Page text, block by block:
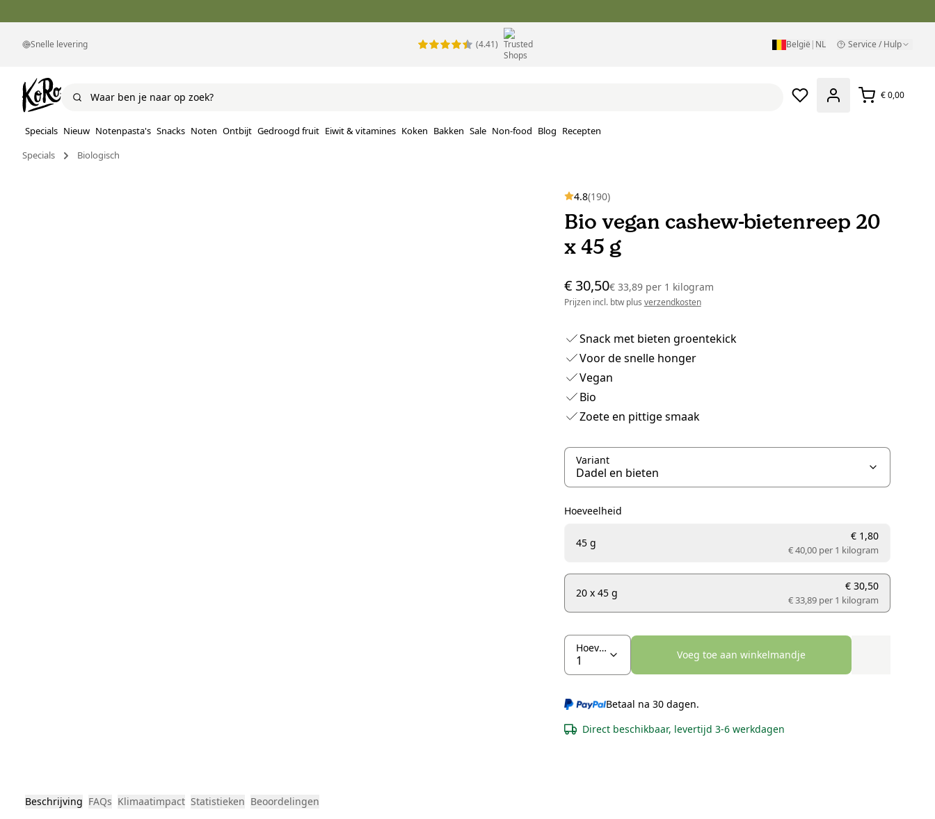
Snelle levering (4.41) België | NL Service / Hulp
€ 0,00
Specials Nieuw Notenpasta's Snacks Noten Ontbijt Gedroogd fruit Eiwit & vitamines Koken Bakken Sale Non-food Blog Recepten
Specials
Biologisch
4.8(190)
Bio vegan cashew-bietenreep 20
x 45 g
€ 30,50€ 33,89 per1 kilogram
Prijzen incl. btw plus verzendkosten
Snack met bieten groentekick
Voor de snelle honger
Vegan
Bio
Zoete en pittige smaak
Variant
Hoeveelheid
45 g
€ 1,80
€ 40,00 per1 kilogram
20 x 45 g
€ 30,50
€ 33,89 per1 kilogram
Hoeveelheid
Voeg toe aan winkelmandje
Betaal na 30 dagen.
Direct beschikbaar, levertijd 3-6 werkdagen
Beschrijving FAQs Klimaatimpact Statistieken Beoordelingen